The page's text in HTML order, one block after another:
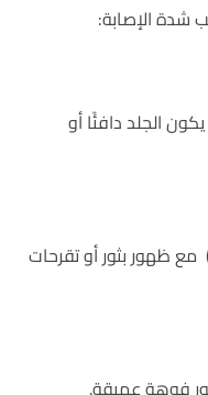
شدة الإصابة:
الجلد دافئًا أو
مع ظهور بثور أو تقرحات
فوهة عميقة.